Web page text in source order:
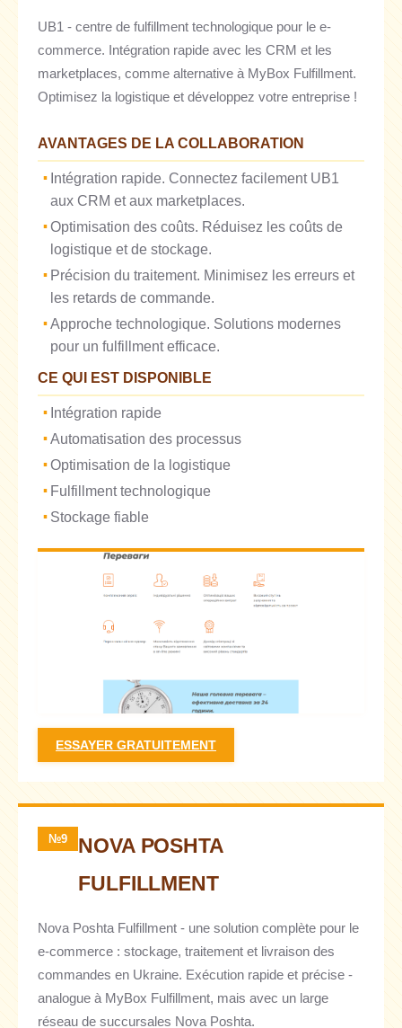
UB1 - centre de fulfillment technologique pour le e-
commerce. Intégration rapide avec les CRM et les
marketplaces, comme alternative à MyBox Fulfillment.
Optimisez la logistique et développez votre entreprise !
AVANTAGES DE LA COLLABORATION
Intégration rapide. Connectez facilement UB1
aux CRM et aux marketplaces.
Optimisation des coûts. Réduisez les coûts de
logistique et de stockage.
Précision du traitement. Minimisez les erreurs et
les retards de commande.
Approche technologique. Solutions modernes
pour un fulfillment efficace.
CE QUI EST DISPONIBLE
Intégration rapide
Automatisation des processus
Optimisation de la logistique
Fulfillment technologique
Stockage fiable
ESSAYER GRATUITEMENT
№9
NOVA POSHTA
FULFILLMENT
Nova Poshta Fulfillment - une solution complète pour le
e-commerce : stockage, traitement et livraison des
commandes en Ukraine. Exécution rapide et précise -
analogue à MyBox Fulfillment, mais avec un large
réseau de succursales Nova Poshta.